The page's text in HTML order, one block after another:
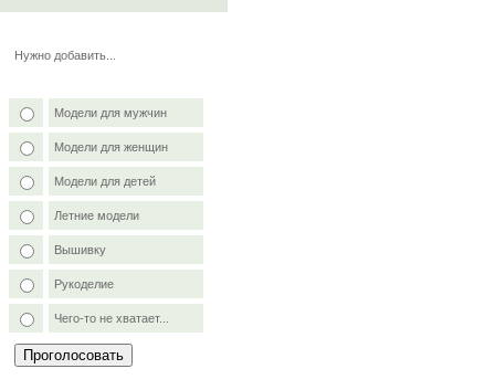
Нужно добавить...
Модели для мужчин
Модели для женщин
Модели для детей
Летние модели
Вышивку
Рукоделие
Чего-то не хватает...